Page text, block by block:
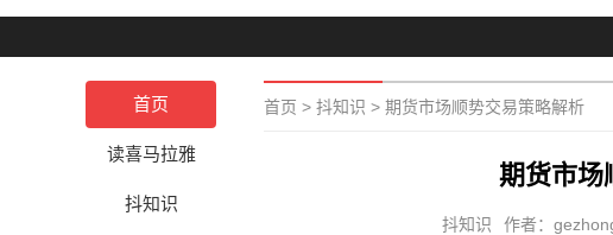
首页
读喜马拉雅
抖知识
首页 > 抖知识 > 期货市场顺势交易策略解析
期货市场
抖知识 作者：